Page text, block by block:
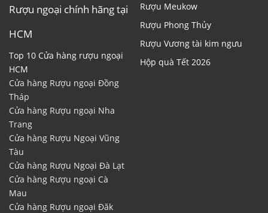
Rượu ngoại chính hãng tại
HCM
Top 10 Cửa hàng rượu ngoại
HCM
Cửa hàng Rượu ngoại Đồng
Tháp
Cửa hàng Rượu ngoại Nha
Trang
Cửa hàng Rượu Ngoại Vũng
Tàu
Cửa hàng Rượu Ngoại Đà Lạt
Cửa hàng Rượu ngoại Cà
Mau
Cửa hàng Rượu ngoại Đăk
Rượu Meukow
Rượu Phong Thủy
Rượu Vương tài kim ngưu
Hộp quà Tết 2026